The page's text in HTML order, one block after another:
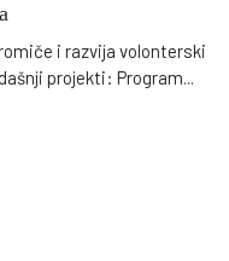
i razvija volonterski
projekti: Program...